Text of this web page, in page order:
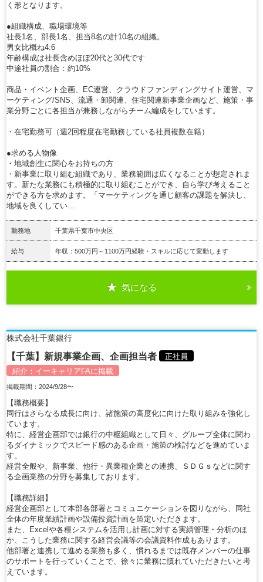
く形となります。
●組織構成、職場環境等
社長1名、部長1名、担当8名の計10名の組織。
男女比概ね4:6
年齢構成は社長含めほぼ20代と30代です
中途社員の割合：約10%
商品・イベント企画、EC運営、クラウドファンディングサイト運営、マ
ーケティング/SNS、流通・卸関連、住宅関連新事業企画など、施策・事
業分野ごとに各担当が兼務しながらチーム編成をしています。
・在宅勤務可（週2回程度在宅勤務している社員複数在籍）
●求める人物像
・地域創生に関心をお持ちの方
・新事業に取り組む組織であり、業務範囲は広くなることが想定されま
す。新たな業務にも積極的に取り組むことができ、自ら学び考えること
ができる方を求めます。「マーケティングを通じ顧客の課題を解決し、
地域を良くしてい…
勤務地 千葉県千葉市中央区
給与 年収：500万円～1100万円経験・スキルに応じて変動します
気になる
株式会社千葉銀行
【千葉】新規事業企画、企画担当者
正社員
紹介： イーキャリアFAに掲載
掲載期間：2024/9/28〜
【職務概要】
同行はさらなる成長に向け、諸施策の高度化に向けた取り組みを強化し
ています。
特に、経営企画部では銀行の中枢組織として日々、グループ全体に関わ
るダイナミックでスピード感のある企画・施策の検討などを進めていま
す。
経営全般や、新事業、他行・異業種企業との連携、ＳＤＧｓなどに関す
る企画業務の分野を募集しております。
【職務詳細】
経営企画部として本部各部署とコミュニケーションを図りながら、同社
全体の年度業績計画や設備投資計画を策定いただきます。
また、Excelや各種システムを活用し計画に対する実績管理・分析のほ
か、こうした業務に関する経営会議等の会議資料作成もあります。
他部署と連携して進める業務も多く、慣れるまでは既存メンバーの仕事
のサポートを行っていくことで、徐々に業務に慣れていただきたいと考
えています。